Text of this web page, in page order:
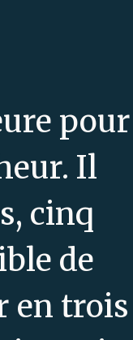
pour
Il
cinq
de
en trois